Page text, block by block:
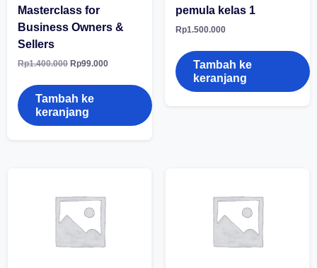
Masterclass for
Business Owners &
Sellers
Rp1.400.000 Harga
adalah:
Rp1.400.000.
Rp99.000Harga
ini
Tambah ke
keranjang
pemula kelas 1
Rp1.500.000
Tambah ke
keranjang